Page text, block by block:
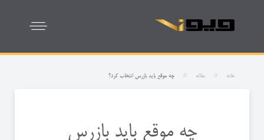
خانه مقاله چه موقع باید بازرس انتخاب کرد؟
چه موقع باید بازرس